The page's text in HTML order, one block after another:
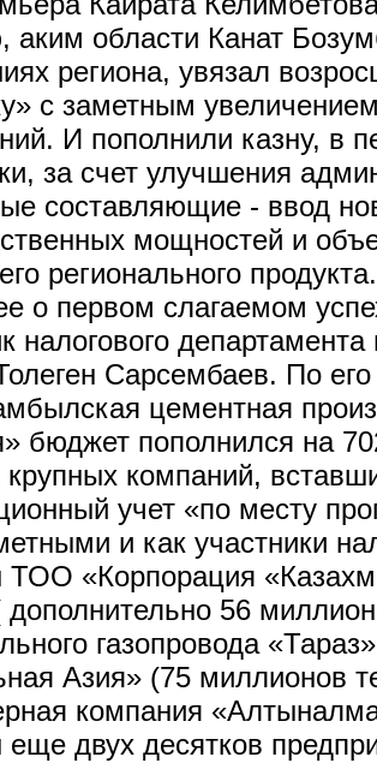
области Канат
региона, увязал
с заметным
И пополнили казну, в
за счет улучшения
составляющие - ввод
мощностей и
регионального продукта.
о первом слагаемом
налогового
Сарсембаев. По
цементная
бюджет пополнился на
компаний,
учет «по месту
и как участники
«Корпорация
дополнительно 56
газопровода
Азия» (75 миллионов
компания
двух десятков